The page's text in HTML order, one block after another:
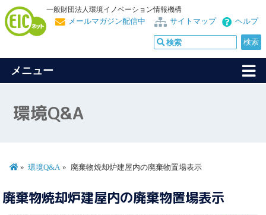
一般財団法人環境イノベーション情報機構
ヘルプ
サイトマップ
メールマガジン配信中
メニュー
環境Q&A
環境Q&A 廃棄物焼却炉建屋内の廃棄物置場表示
廃棄物焼却炉建屋内の廃棄物置場表示